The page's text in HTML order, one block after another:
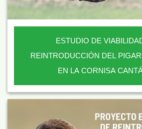
ESTUDIO DE
REINTRODUCCIÓN DEL
EN LA CORNISA